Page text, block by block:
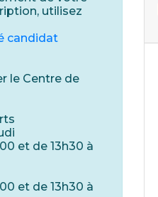
utilisez
candidat
le Centre de
et de 13h30 à
et de 13h30 à